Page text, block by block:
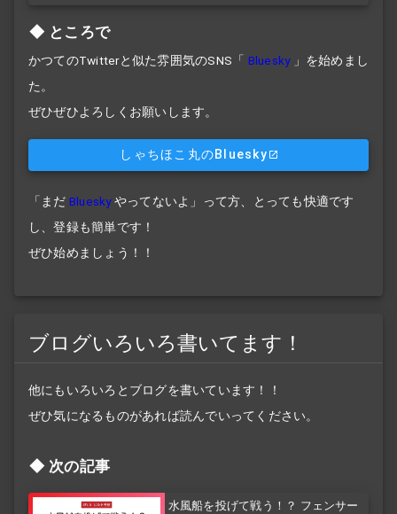
ところで
かつてのTwitterと似た雰囲気のSNS「 Bluesky 」を始めまし
た。
ぜひぜひよろしくお願いします。
しゃちほこ丸のBluesky
「まだ Blueskyやってないよ」って方、とっても快適です
し、登録も簡単です！
ぜひ始めましょう！！
ブログいろいろ書いてます！
他にもいろいろとブログを書いています！！
ぜひ気になるものがあれば読んでいってください。
次の記事
水風船を投げて戦う！？ フェンサー